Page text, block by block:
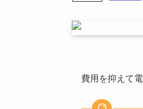
費用を抑えて